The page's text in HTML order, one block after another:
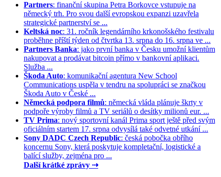
Partners: finanční skupina Petra Borkovce vstupuje na
německý trh. Pro svou další evropskou expanzi uzavřela
strategické partnerství se ...
Keltská noc: 31. ročník legendárního krkonošského festivalu
proběhne příští týden od čtvrtka 13. srpna do 16. srpna ve ...
Partners Banka: jako první banka v Česku umožní klientům
nakupovat a prodávat bitcoin přímo v bankovní aplikaci.
Služba ...
Škoda Auto: komunikační agentura New School
Communications uspěla v tendru na spolupráci se značkou
Škoda Auto v České ...
Německá podpora filmů: německá vláda plánuje škrty v
podpoře výroby filmů a TV seriálů o desítky milionů eur. ...
TV Prima: nový sportovní kanál Prima sport ještě před svým
oficiálním startem 17. srpna odvysílá také odvetné utkání ...
Sony DADC Czech Republic: česká pobočka obřího
koncernu Sony, která poskytuje kompletační, logistické a
balící služby, zejména pro ...
Další krátké zprávy ⇢